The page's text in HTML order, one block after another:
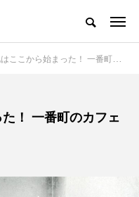
カフェ特集 イベント
イベント
から始まった！ 一番町のカフェ発祥物語
！ 一番町のカフェ